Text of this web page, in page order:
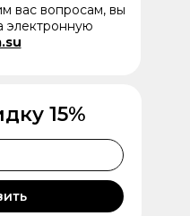
15%
вас вопросам, вы
электронную